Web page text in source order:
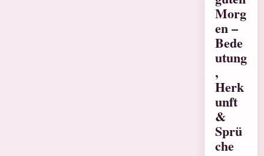
Morg
en –
Bede
utung
,
Herk
unft
&
Sprü
che